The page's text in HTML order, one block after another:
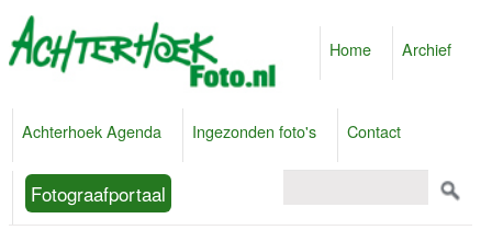
Home Archief
Achterhoek Agenda Ingezonden foto's Contact
Fotograafportaal